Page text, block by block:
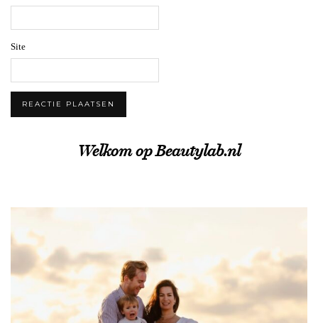
Site
Welkom op Beautylab.nl